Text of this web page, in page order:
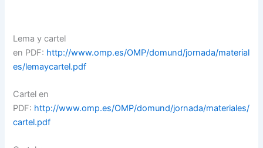
Lema y cartel
en PDF: http://www.omp.es/OMP/domund/jornada/material
es/lemaycartel.pdf
Cartel en
PDF: http://www.omp.es/OMP/domund/jornada/materiales/
cartel.pdf